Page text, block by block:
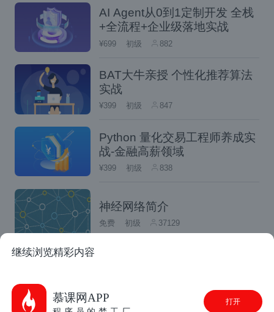
继续浏览精彩内容
慕课网APP 打开
特别是考虑到耳机的实际使用仍然强劲，我们
最好的猜测是Index的销售额呈下降趋势，主
要是因为Valve已将焦点转移到Steam Deck;
在该公司看到该设备在 2022 年假日季节的销
售情况之后，可能更是如此。
虽然 Valve 曾经在 Steam 店面的不同地方推
广 Index，但现在 Steam Deck 似乎更频繁地
AI Agent从0到1定制开发 全栈
+全流程+企业级落地实战
¥699 初级 882
BAT大牛亲授 个性化推荐算法
实战
¥399 初级 847
Python 量化交易工程师养成实
战-金融高薪领域
¥399 初级 838
神经网络简介
免费 初级 37129